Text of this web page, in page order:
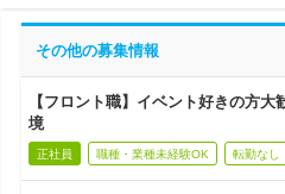
その他の募集情報
【フロント職】イベント好きの方
境
正社員 職種・業種未経験OK 転勤なし